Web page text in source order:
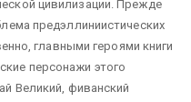
цивилизации. Прежде
предэллиниистических
главными героями книги
персонажи этого
Великий, фиванский